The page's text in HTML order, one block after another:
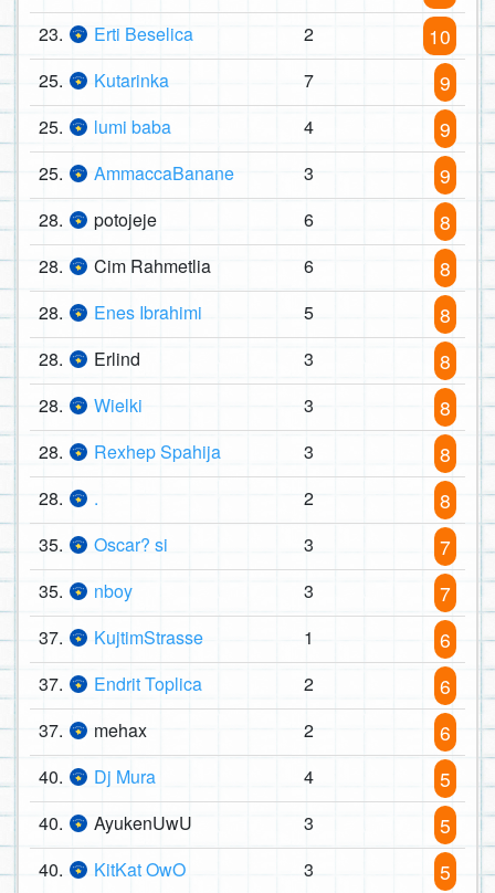
23. Erti Beselica 2 10
25. Kutarinka 7 9
25. lumi baba 4 9
25. AmmaccaBanane 3 9
28. potojeje 6 8
28. Cim Rahmetlia 6 8
28. Enes Ibrahimi 5 8
28. Erlind 3 8
28. Wielki 3 8
28. Rexhep Spahija 3 8
28. . 2 8
35. Oscar? si 3 7
35. nboy 3 7
37. KujtimStrasse 1 6
37. Endrit Toplica 2 6
37. mehax 2 6
40. Dj Mura 4 5
40. AyukenUwU 3 5
40. KitKat OwO 3 5